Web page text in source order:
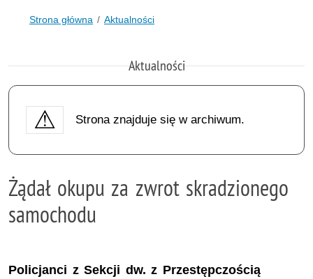
Strona główna Aktualności
Aktualności
Strona znajduje się w archiwum.
Żądał okupu za zwrot skradzionego
samochodu
Policjanci z Sekcji dw. z Przestępczością